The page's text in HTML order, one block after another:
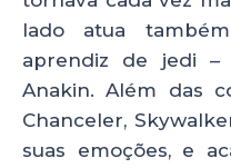
lado atua
aprendiz de jedi
Anakin. Além das
Chanceler,
suas emoções, e